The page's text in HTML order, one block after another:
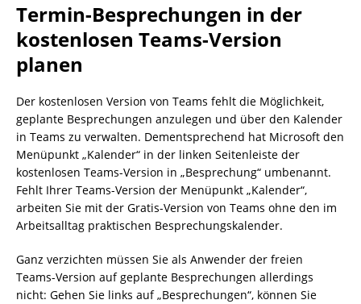
Termin-Besprechungen in der
kostenlosen Teams-Version
planen
Der kostenlosen Version von Teams fehlt die Möglichkeit,
geplante Besprechungen anzulegen und über den Kalender
in Teams zu verwalten. Dementsprechend hat Microsoft den
Menüpunkt „Kalender“ in der linken Seitenleiste der
kostenlosen Teams-Version in „Besprechung“ umbenannt.
Fehlt Ihrer Teams-Version der Menüpunkt „Kalender“,
arbeiten Sie mit der Gratis-Version von Teams ohne den im
Arbeitsalltag praktischen Besprechungskalender.
Ganz verzichten müssen Sie als Anwender der freien
Teams-Version auf geplante Besprechungen allerdings
nicht: Gehen Sie links auf „Besprechungen“, können Sie